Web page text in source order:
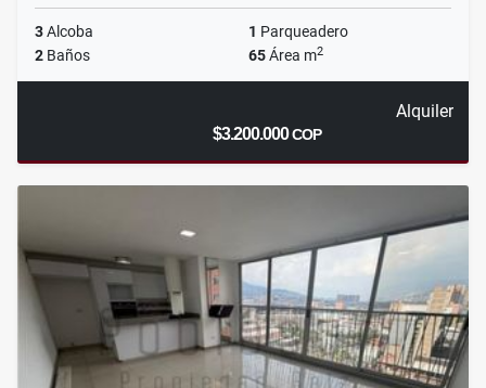
3Alcoba 1 Parqueadero
2 Baños 65Área m2
Alquiler
$3.200.000COP